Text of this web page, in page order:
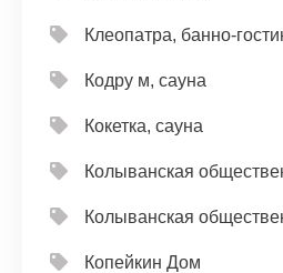
Клеопатра, банно-
Кодру м, сауна
Кокетка, сауна
Колыванская
Колыванская
Копейкин Дом